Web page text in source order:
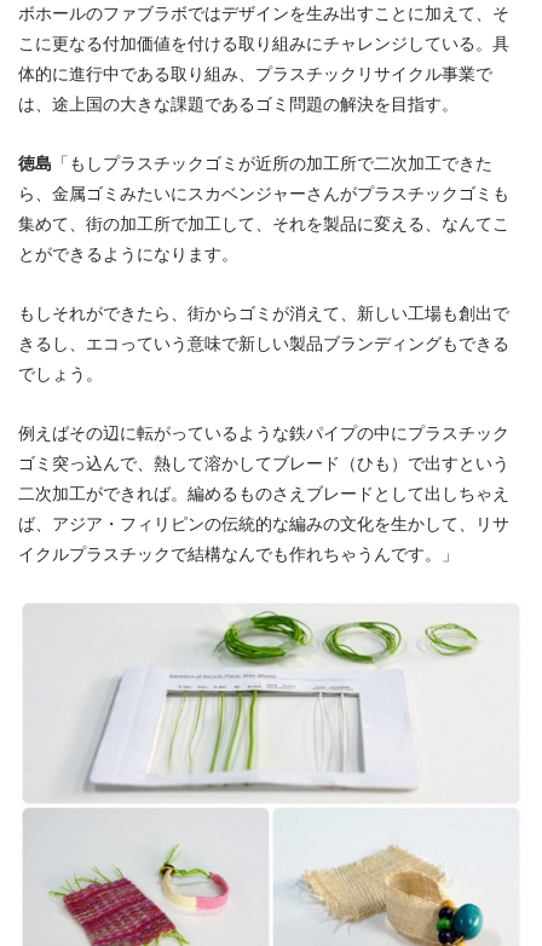
ボホールのファブラボではデザインを生み出すことに加えて、そ
こに更なる付加価値を付ける取り組みにチャレンジしている。具
体的に進行中である取り組み、プラスチックリサイクル事業で
は、途上国の大きな課題であるゴミ問題の解決を目指す。
徳島 「もしプラスチックゴミが近所の加工所で二次加工できた
ら、金属ゴミみたいにスカベンジャーさんがプラスチックゴミも
集めて、街の加工所で加工して、それを製品に変える、なんてこ
とができるようになります。
もしそれができたら、街からゴミが消えて、新しい工場も創出で
きるし、エコっていう意味で新しい製品ブランディングもできる
でしょう。
例えばその辺に転がっているような鉄パイプの中にプラスチック
ゴミ突っ込んで、熱して溶かしてブレード（ひも）で出すという
二次加工ができれば。編めるものさえブレードとして出しちゃえ
ば、アジア・フィリピンの伝統的な編みの文化を生かして、リサ
イクルプラスチックで結構なんでも作れちゃうんです。」